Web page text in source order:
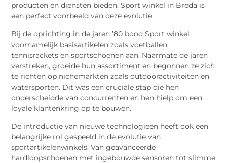
producten en diensten bieden. Sport winkel in Breda is
een perfect voorbeeld van deze evolutie.
Bij de oprichting in de jaren ’80 bood Sport winkel
voornamelijk basisartikelen zoals voetballen,
tennisrackets en sportschoenen aan. Naarmate de jaren
verstreken, groeide hun assortiment en begonnen ze zich
te richten op nichemarkten zoals outdooractiviteiten en
watersporten. Dit was een cruciale stap die hen
onderscheidde van concurrenten en hen hielp om een
loyale klantenkring op te bouwen.
De introductie van nieuwe technologieën heeft ook een
belangrijke rol gespeeld in de evolutie van
sportartikelenwinkels. Van geavanceerde
hardloopschoenen met ingebouwde sensoren tot slimme